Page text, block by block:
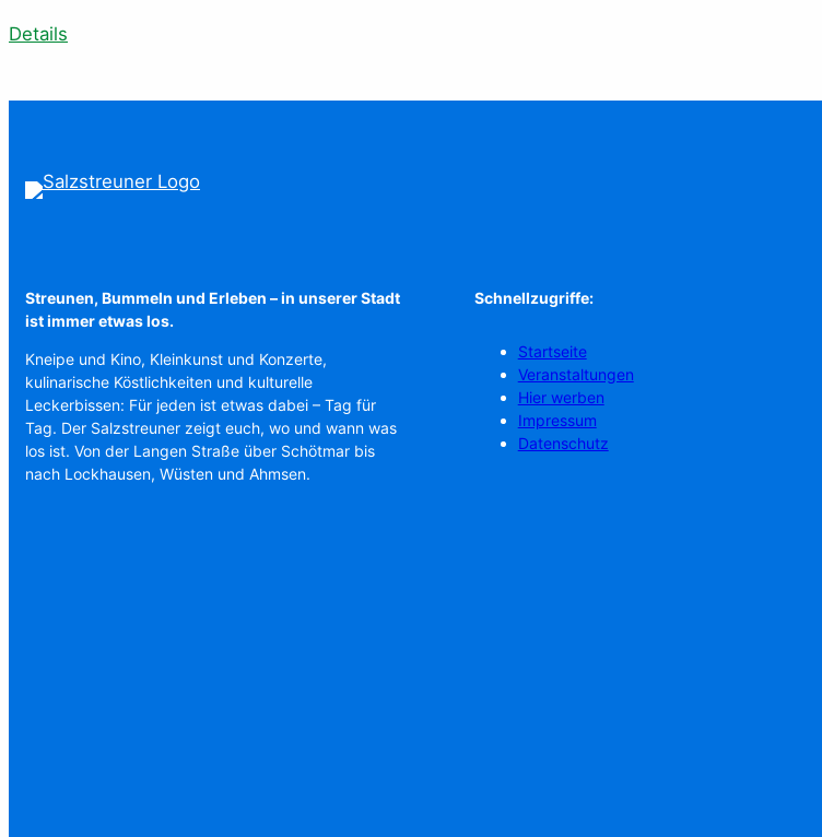
Details
Streunen, Bummeln und Erleben – in unserer Stadt
ist immer etwas los.
Kneipe und Kino, Kleinkunst und Konzerte,
kulinarische Köstlichkeiten und kulturelle
Leckerbissen: Für jeden ist etwas dabei – Tag für
Tag. Der Salzstreuner zeigt euch, wo und wann was
los ist. Von der Langen Straße über Schötmar bis
nach Lockhausen, Wüsten und Ahmsen.
Schnellzugriffe:
Startseite
Veranstaltungen
Hier werben
Impressum
Datenschutz